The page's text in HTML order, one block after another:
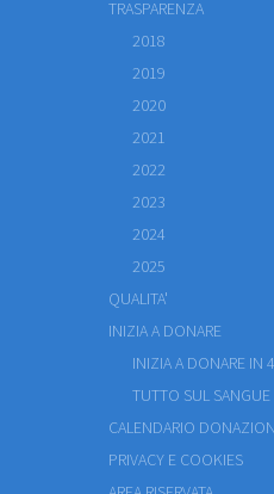
TRASPARENZA
2018
2019
2020
2021
2022
2023
2024
2025
QUALITA'
INIZIA A DONARE
INIZIA A DONARE IN
TUTTO SUL SANGUE
CALENDARIO
PRIVACY E COOKIES